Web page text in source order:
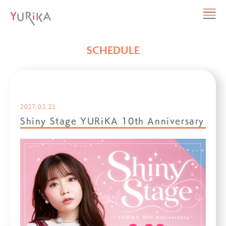
SCHEDULE
2027.02.22
Shiny Stage YURiKA 10th Anniversary